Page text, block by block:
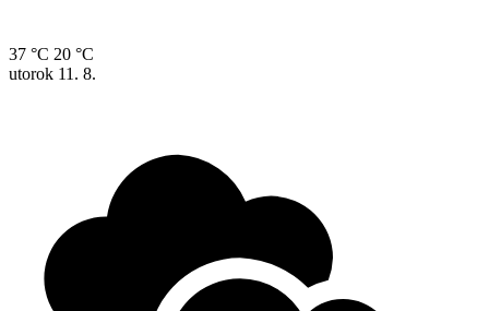
37 °C 20 °C
utorok 11. 8.